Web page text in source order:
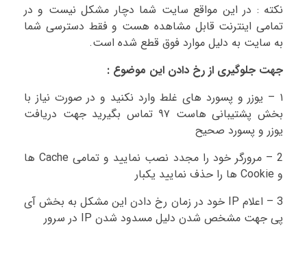
نکته : در این مواقع سایت شما دچار مشکل نیست و در
تمامی اینترنت قابل مشاهده هست و فقط دسترسی شما
به سایت به دلیل موارد فوق قطع شده است.
جهت جلوگیری از رخ دادن این موضوع :
۱ – یوزر و پسورد های غلط وارد نکنید و در صورت نیاز با
بخش پشتیبانی هاست ۹۷ تماس بگیرید جهت دریافت
یوزر و پسورد صحیح
2 – مرورگر خود را مجدد نصب نمایید و تمامی Cache ها
و Cookie ها را حذف نمایید یکبار
3 – اعلام IP خود در زمان رخ دادن این مشکل به بخش آی
پی جهت مشخص شدن دلیل مسدود شدن IP در سرور